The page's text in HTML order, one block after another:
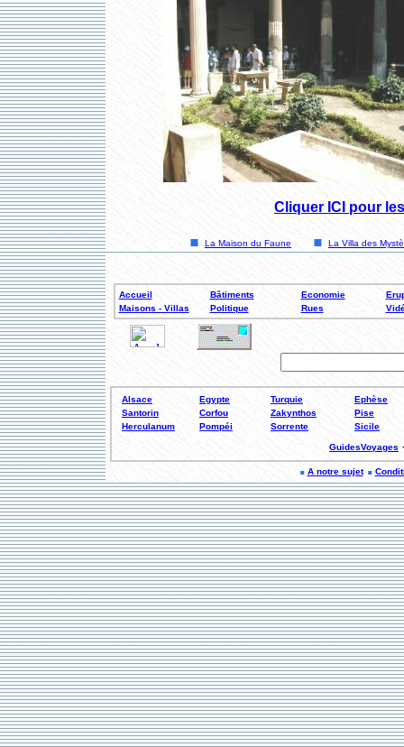
Cliquer ICI pour
La Maison du Faune La Villa des
Accueil Bâtiments Economie
Maisons - Villas
Politique Rues
Alsace Egypte Turquie
Ephèse
Santorin
Corfou Zakynthos
Pise
Herculanum
Pompéi Sorrente Sicile
GuidesVoyages
A notre sujet